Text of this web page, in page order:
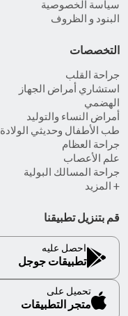
سياسة الخصوصية
البنود و الظروف
التخصصات
جراحة القلب
استشاري أمراض الجهاز
الهضمي
أمراض النساء والتوليد
طب الأطفال وحديثي الولادة
جراحة العظام
علم الأعصاب
جراحة المسالك البولية
+ المزيد
قم بتنزيل تطبيقنا
احصل عليه
تطبيقات جوجل
تحميل على
متجر التطبيقات